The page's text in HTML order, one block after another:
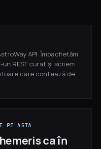
API. Împachetăm
REST curat și scriem
care contează de
PE ASTA
ca în